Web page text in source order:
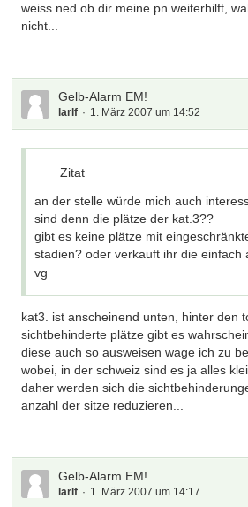
weiss ned ob dir meine pn weiterhilft,
nicht...
Gelb-Alarm EM!
larlf 1. März 2007 um 14:52
Zitat
an der stelle würde mich auch
sind denn die plätze der kat.3??
gibt es keine plätze mit
stadien? oder verkauft ihr die
vg
kat3. ist anscheinend unten, hinter den
sichtbehinderte plätze gibt es
diese auch so ausweisen wage ich zu
wobei, in der schweiz sind es ja alles
daher werden sich die
anzahl der sitze reduzieren...
Gelb-Alarm EM!
larlf 1. März 2007 um 14:17